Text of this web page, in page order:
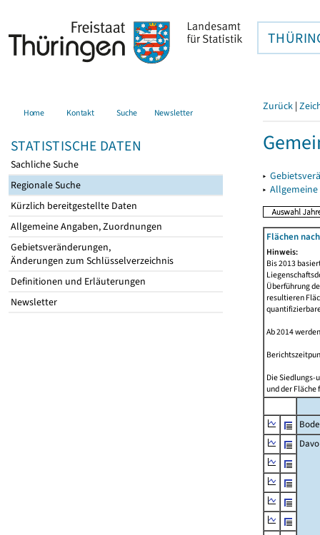
Home Kontakt Suche Newsletter
STATISTISCHE DATEN
Sachliche Suche
Regionale Suche
Kürzlich bereitgestellte Daten
Allgemeine Angaben, Zuordnungen
Gebietsveränderungen,
Änderungen zum Schlüsselverzeichnis
Definitionen und Erläuterungen
Newsletter
Zurück |
▸
▸
Flächen
Hinweis:
Bis 2013
Überführung
resultieren
Ab 2014
Die Siedlungs-
und der Fläche